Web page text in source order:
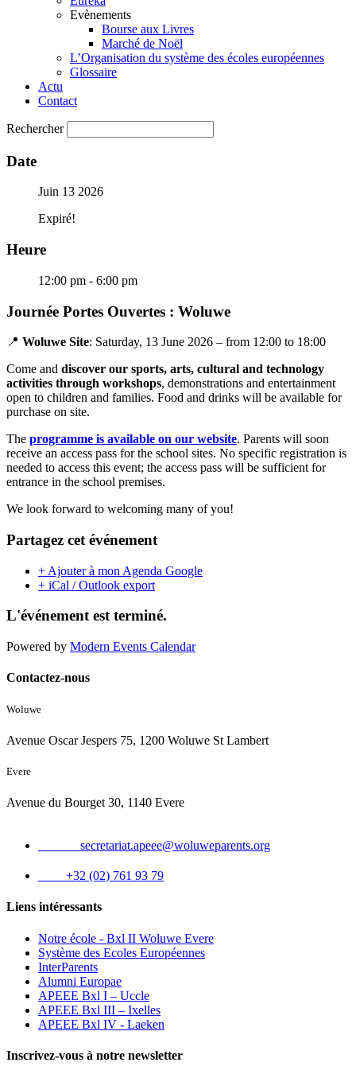
Evènements
Bourse aux Livres
Marché de Noël
L’Organisation du système des écoles européennes
Glossaire
Actu
Contact
Rechercher
Date
Juin 13 2026
Expiré!
Heure
12:00 pm - 6:00 pm
Journée Portes Ouvertes : Woluwe
📍 Woluwe Site: Saturday, 13 June 2026 – from 12:00 to 18:00
Come and discover our sports, arts, cultural and technology
activities through workshops, demonstrations and entertainment
open to children and families. Food and drinks will be available for
purchase on site.
The programme is available on our website. Parents will soon
receive an access pass for the school sites. No specific registration is
needed to access this event; the access pass will be sufficient for
entrance in the school premises.
We look forward to welcoming many of you!
Partagez cet événement
+ Ajouter à mon Agenda Google
+ iCal / Outlook export
L'événement est terminé.
Powered by Modern Events Calendar
Contactez-nous
Woluwe
Avenue Oscar Jespers 75, 1200 Woluwe St Lambert
Evere
Avenue du Bourget 30, 1140 Evere
secretariat.apeee@woluweparents.org
+32 (02) 761 93 79
Liens intéressants
Notre école - Bxl II Woluwe Evere
Système des Ecoles Européennes
InterParents
Alumni Europae
APEEE Bxl I – Uccle
APEEE Bxl III – Ixelles
APEEE Bxl IV - Laeken
Inscrivez-vous à notre newsletter